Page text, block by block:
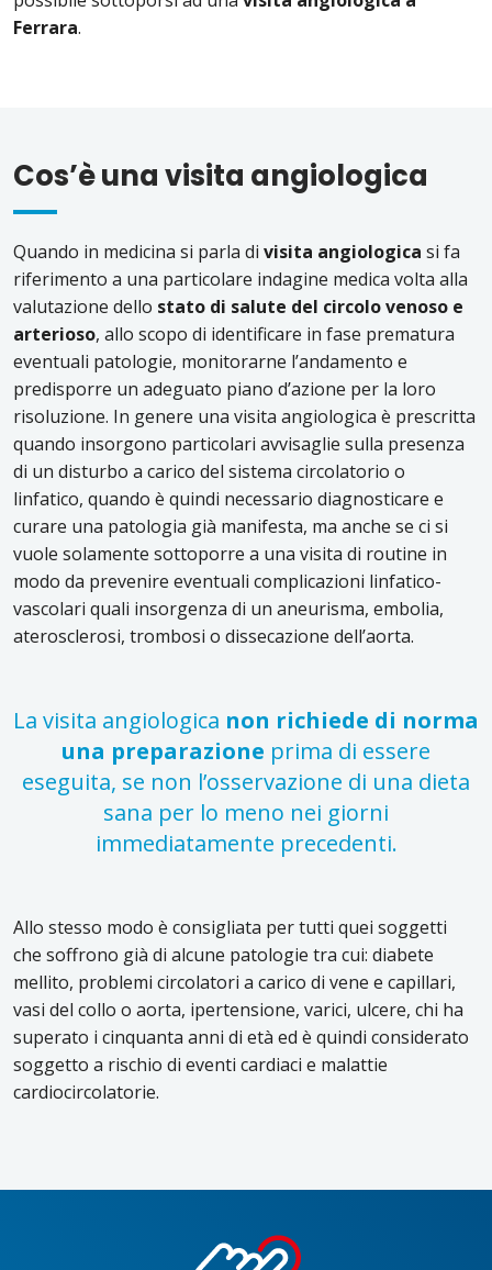
Ferrara.
Cos’è una visita angiologica
Quando in medicina si parla di visita angiologica si fa
riferimento a una particolare indagine medica volta alla
valutazione dello stato di salute del circolo venoso e
arterioso, allo scopo di identificare in fase prematura
eventuali patologie, monitorarne l’andamento e
predisporre un adeguato piano d’azione per la loro
risoluzione. In genere una visita angiologica è prescritta
quando insorgono particolari avvisaglie sulla presenza
di un disturbo a carico del sistema circolatorio o
linfatico, quando è quindi necessario diagnosticare e
curare una patologia già manifesta, ma anche se ci si
vuole solamente sottoporre a una visita di routine in
modo da prevenire eventuali complicazioni linfatico-
vascolari quali insorgenza di un aneurisma, embolia,
aterosclerosi, trombosi o dissecazione dell’aorta.
La visita angiologica non richiede di norma
una preparazione prima di essere
eseguita, se non l’osservazione di una dieta
sana per lo meno nei giorni
immediatamente precedenti.
Allo stesso modo è consigliata per tutti quei soggetti
che soffrono già di alcune patologie tra cui: diabete
mellito, problemi circolatori a carico di vene e capillari,
vasi del collo o aorta, ipertensione, varici, ulcere, chi ha
superato i cinquanta anni di età ed è quindi considerato
soggetto a rischio di eventi cardiaci e malattie
cardiocircolatorie.